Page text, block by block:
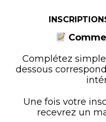
Complétez
dessous
Une fois votre
recevrez un